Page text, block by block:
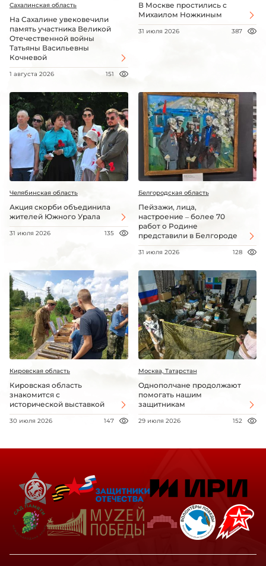
Сахалинская область
На Сахалине увековечили
память участника Великой
Отечественной войны
Татьяны Васильевны
Кочневой
1 августа 2026 151
В Москве простились с
Михаилом Ножкиным
31 июля 2026 387
Челябинская область
Акция скорби объединила
жителей Южного Урала
31 июля 2026 135
Белгородская область
Пейзажи, лица,
настроение – более 70
работ о Родине
представили в Белгороде
31 июля 2026 128
Кировская область
Кировская область
знакомится с
исторической выставкой
30 июля 2026 147
Москва, Татарстан
Однополчане продолжают
помогать нашим
защитникам
29 июля 2026 152